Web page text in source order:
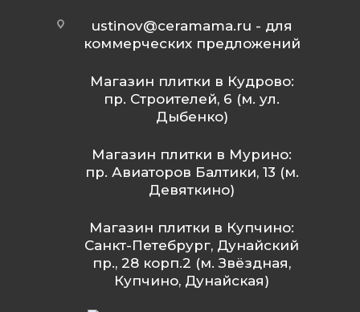
ustinov@ceramama.ru - для
коммерческих предложений
Магазин плитки в Кудрово:
пр. Строителей, 6 (м. ул.
Дыбенко)
Магазин плитки в Мурино:
пр. Авиаторов Балтики, 13 (м.
Девяткино)
Магазин плитки в Купчино:
Санкт-Петебрург, Дунайский
пр., 28 корп.2 (м. Звёздная,
Купчино, Дунайская)